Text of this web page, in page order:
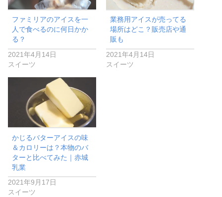
ファミリアのアイスを一
人で食べるのに何日かか
る？
2021年4月14日
スイーツ
業務用アイスが売ってる
場所はどこ？販売店や通
販も
2021年4月14日
スイーツ
かじるバターアイスの味
＆カロリーは？本物のバ
ターと比べてみた｜赤城
乳業
2021年9月17日
スイーツ